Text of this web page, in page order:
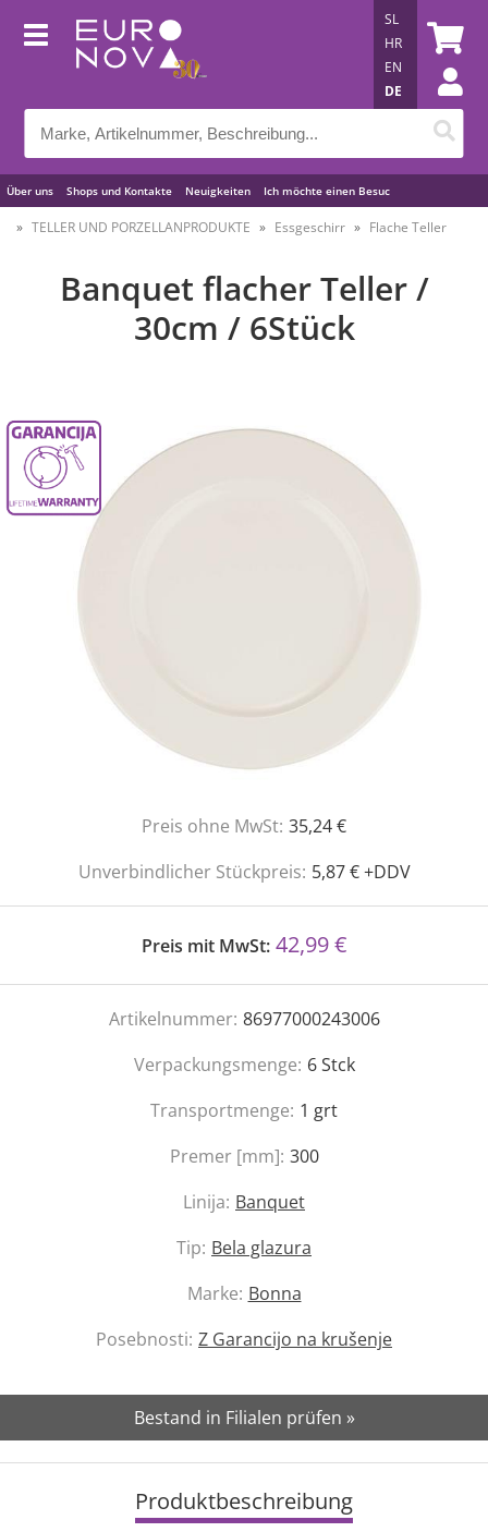
Über uns Shops und Kontakte Neuigkeiten Ich möchte einen Besuc
Nützliche Tipps
SL
HR
EN
DE
TELLER UND PORZELLANPRODUKTE Essgeschirr Flache Teller
Banquet flacher Teller /
30cm / 6Stück
Preis ohne MwSt: 35,24 €
Unverbindlicher Stückpreis: 5,87 € +DDV
Preis mit MwSt: 42,99 €
Artikelnummer: 86977000243006
Verpackungsmenge: 6Stck
Transportmenge: 1 grt
Premer [mm]: 300
Linija: Banquet
Tip: Bela glazura
Marke: Bonna
Posebnosti: Z Garancijo na krušenje
Bestand in Filialen prüfen »
Produktbeschreibung